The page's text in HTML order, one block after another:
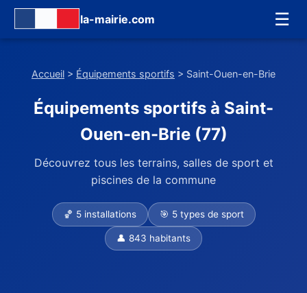
la-mairie.com ☰
Accueil > Équipements sportifs > Saint-Ouen-en-Brie
Équipements sportifs à Saint-
Ouen-en-Brie (77)
Découvrez tous les terrains, salles de sport et
piscines de la commune
🏀 5 installations 🎯 5 types de sport
👤 843 habitants